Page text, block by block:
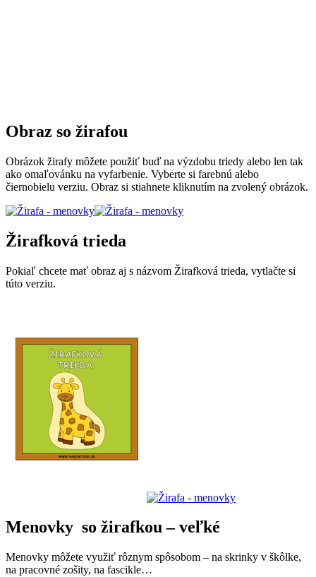
Obraz so žirafou
Obrázok žirafy môžete použiť buď na výzdobu triedy alebo len tak
ako omaľovánku na vyfarbenie. Vyberte si farebnú alebo
čiernobielu verziu. Obraz si stiahnete kliknutím na zvolený obrázok.
Žirafková trieda
Pokiaľ chcete mať obraz aj s názvom Žirafková trieda, vytlačte si
túto verziu.
Menovky so žirafkou – veľké
Menovky môžete využiť rôznym spôsobom – na skrinky v škôlke,
na pracovné zošity, na fascikle…